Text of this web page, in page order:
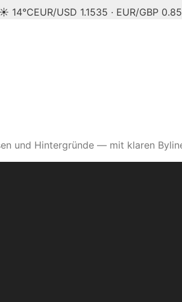
14°CEUR/USD 1.1535 · EUR/GBP
und Hintergründe — mit klaren